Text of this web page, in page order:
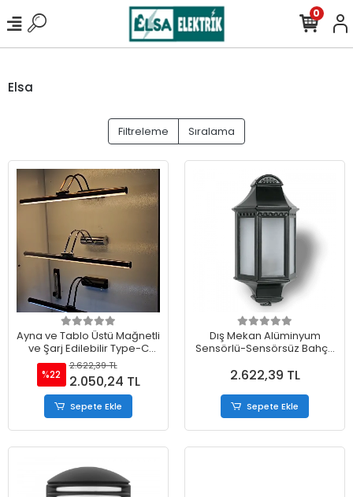
0
Elsa
Filtreleme Sıralama
Ayna ve Tablo Üstü Mağnetli
ve Şarj Edilebilir Type-C
Girişli Flüt Aplik
%22
2.622,39 TL
2.050,24 TL
Sepete Ekle
Dış Mekan Alüminyum
Sensörlü-Sensörsüz Bahçe
2.622,39 TL
Sepete Ekle